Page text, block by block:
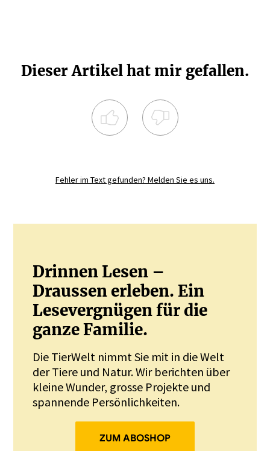
Dieser Artikel hat mir gefallen.
Fehler im Text gefunden? Melden Sie es uns.
Drinnen Lesen –
Draussen erleben. Ein
Lesevergnügen für die
ganze Familie.
Die TierWelt nimmt Sie mit in die Welt
der Tiere und Natur. Wir berichten über
kleine Wunder, grosse Projekte und
spannende Persönlichkeiten.
ZUM ABOSHOP